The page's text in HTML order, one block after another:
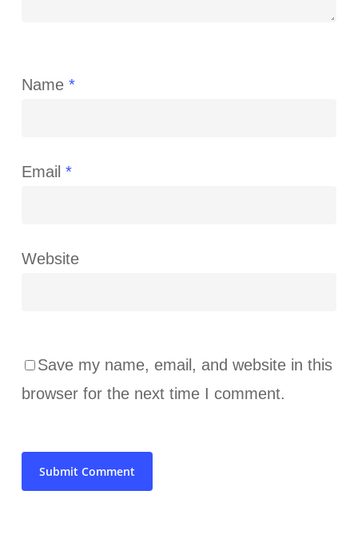
Name *
Email *
Website
Save my name, email, and website in this
browser for the next time I comment.